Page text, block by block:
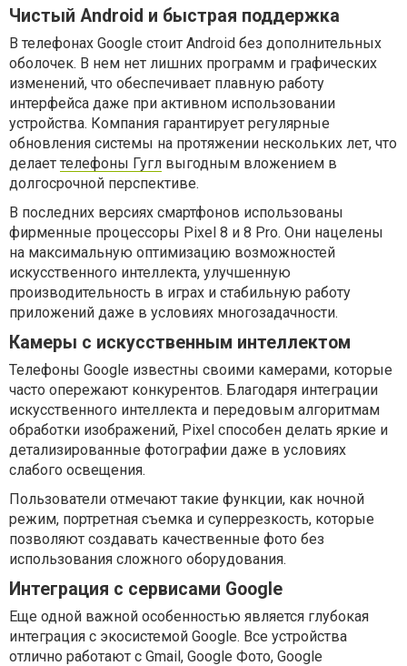
Чистый Android и быстрая поддержка
В телефонах Google стоит Android без дополнительных
оболочек. В нем нет лишних программ и графических
изменений, что обеспечивает плавную работу
интерфейса даже при активном использовании
устройства. Компания гарантирует регулярные
обновления системы на протяжении нескольких лет, что
делает телефоны Гугл выгодным вложением в
долгосрочной перспективе.
В последних версиях смартфонов использованы
фирменные процессоры Pixel 8 и 8 Pro. Они нацелены
на максимальную оптимизацию возможностей
искусственного интеллекта, улучшенную
производительность в играх и стабильную работу
приложений даже в условиях многозадачности.
Камеры с искусственным интеллектом
Телефоны Google известны своими камерами, которые
часто опережают конкурентов. Благодаря интеграции
искусственного интеллекта и передовым алгоритмам
обработки изображений, Pixel способен делать яркие и
детализированные фотографии даже в условиях
слабого освещения.
Пользователи отмечают такие функции, как ночной
режим, портретная съемка и суперрезкость, которые
позволяют создавать качественные фото без
использования сложного оборудования.
Интеграция с сервисами Google
Еще одной важной особенностью является глубокая
интеграция с экосистемой Google. Все устройства
отлично работают с Gmail, Google Фото, Google